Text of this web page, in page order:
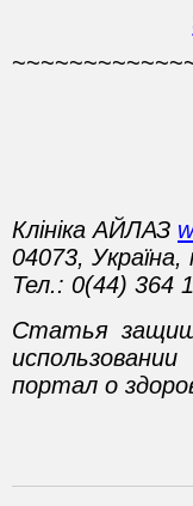
Клініка АЙЛАЗ
04073,
Тел.: 0(44) 364
Статья
портал о